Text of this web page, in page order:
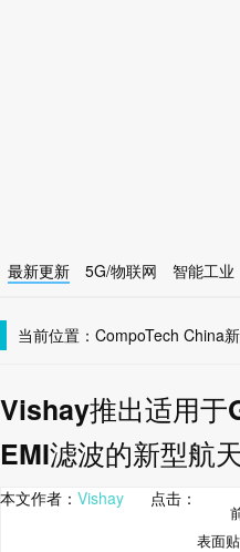
最新更新 5G/物联网 智能工业
当前位置： CompoTech China
Vishay推出适用于
EMI滤波的新型航
本文作者： Vishay 点击：
表面